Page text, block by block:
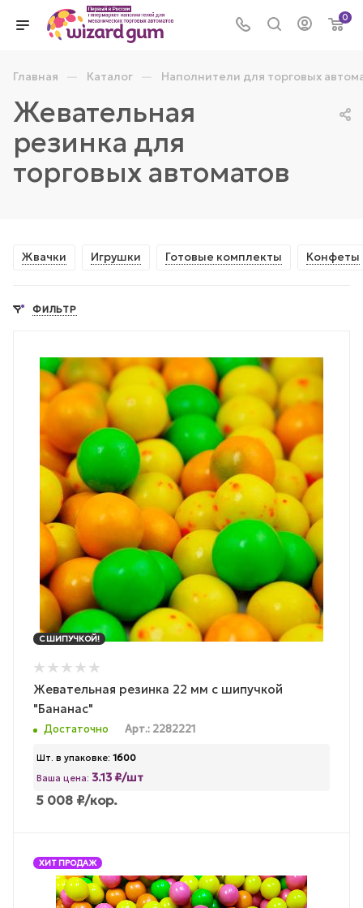
0
Главная — Каталог — Наполнители для торговых
Жевательная
резинка для
торговых автоматов
Жвачки Игрушки Готовые комплекты Конфеты
ФИЛЬТР
С ШИПУЧКОЙ!
Жевательная резинка 22 мм с шипучкой
"Бананас"
Достаточно Арт.: 2282221
Шт. в упаковке: 1600
Ваша цена: 3.13 ₽/шт
5 008 ₽/кор.
ХИТ ПРОДАЖ